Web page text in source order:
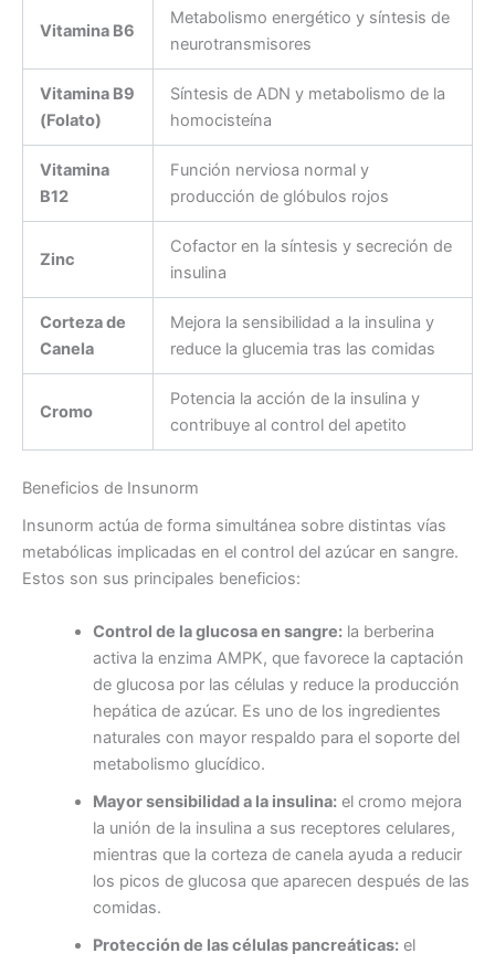
Vitamina B6
Metabolismo energético y síntesis de
neurotransmisores
Vitamina B9
(Folato)
Síntesis de ADN y metabolismo de la
homocisteína
Vitamina
B12
Función nerviosa normal y
producción de glóbulos rojos
Zinc
Cofactor en la síntesis y secreción de
insulina
Corteza de
Canela
Mejora la sensibilidad a la insulina y
reduce la glucemia tras las comidas
Cromo
Potencia la acción de la insulina y
contribuye al control del apetito
Beneficios de Insunorm
Insunorm actúa de forma simultánea sobre distintas vías
metabólicas implicadas en el control del azúcar en sangre.
Estos son sus principales beneficios:
Control de la glucosa en sangre:la berberina
activa la enzima AMPK, que favorece la captación
de glucosa por las células y reduce la producción
hepática de azúcar. Es uno de los ingredientes
naturales con mayor respaldo para el soporte del
metabolismo glucídico.
Mayor sensibilidad a la insulina:el cromo mejora
la unión de la insulina a sus receptores celulares,
mientras que la corteza de canela ayuda a reducir
los picos de glucosa que aparecen después de las
comidas.
Protección de las células pancreáticas:el